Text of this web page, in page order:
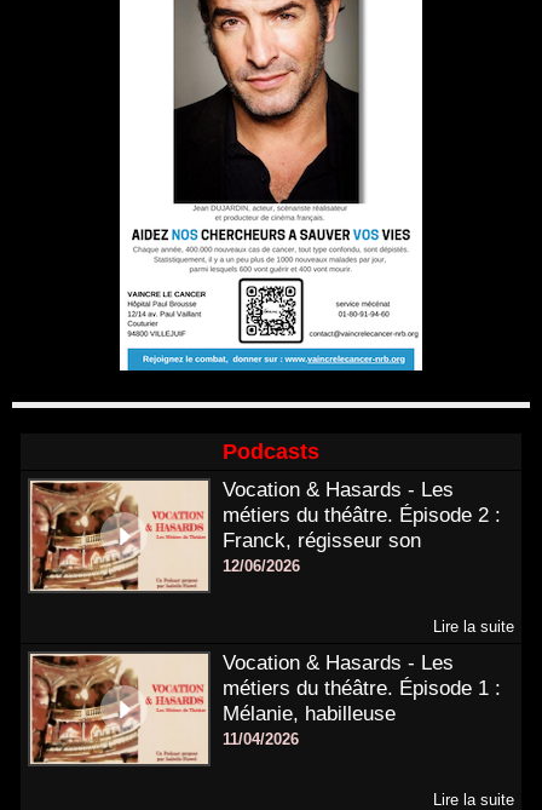
Podcasts
Vocation & Hasards - Les
métiers du théâtre. Épisode 2 :
Franck, régisseur son
12/06/2026
Lire la suite
Vocation & Hasards - Les
métiers du théâtre. Épisode 1 :
Mélanie, habilleuse
11/04/2026
Lire la suite